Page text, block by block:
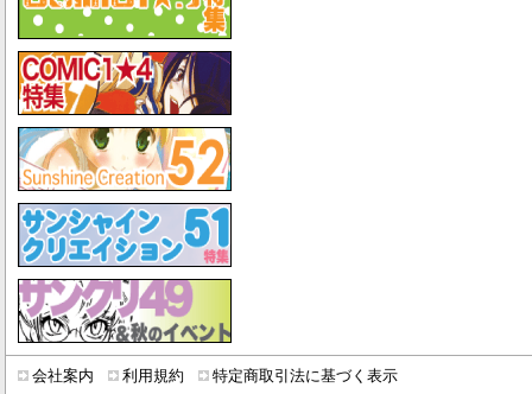
会社案内 利用規約 特定商取引法に基づく表示